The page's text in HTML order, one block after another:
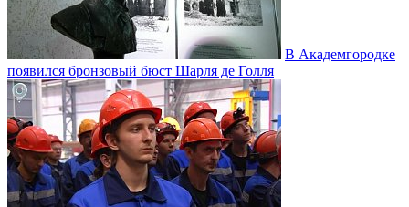
В Академгородке
появился бронзовый бюст Шарля де Голля